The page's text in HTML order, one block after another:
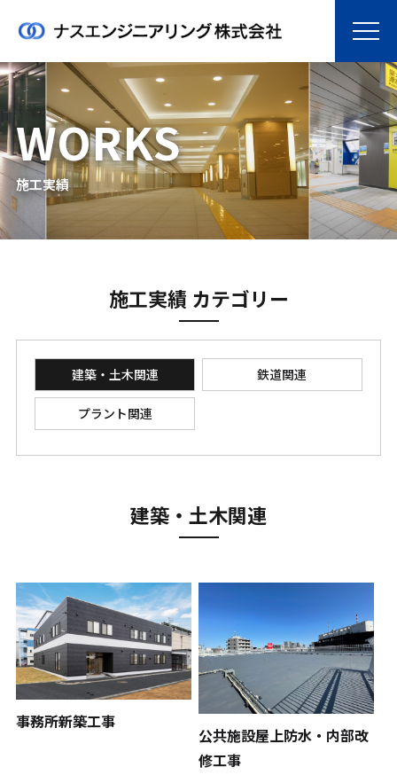
WORKS
施工実績
施工実績 カテゴリー
建築・土木関連 鉄道関連
プラント関連
建築・土木関連
事務所新築工事
公共施設屋上防水・内部改
修工事